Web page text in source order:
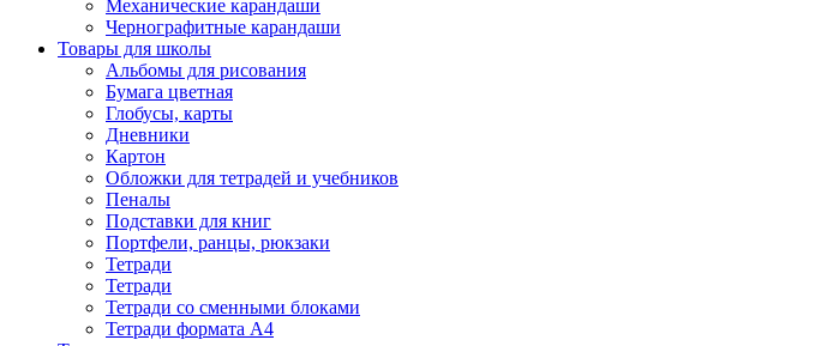
Механические карандаши
Чернографитные карандаши
Товары для школы
Альбомы для рисования
Бумага цветная
Глобусы, карты
Дневники
Картон
Обложки для тетрадей и учебников
Пеналы
Подставки для книг
Портфели, ранцы, рюкзаки
Тетради
Тетради
Тетради со сменными блоками
Тетради формата А4